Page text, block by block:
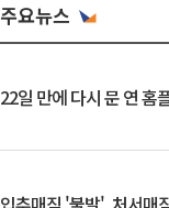
주요뉴스
22일 만에 다시 문 연 홈